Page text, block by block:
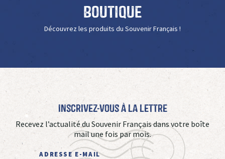
Boutique
Découvrez les produits du Souvenir Français !
Inscrivez-vous à La Lettre
Recevez l’actualité du Souvenir Français dans votre boîte
mail une fois par mois.
ADRESSE E-MAIL